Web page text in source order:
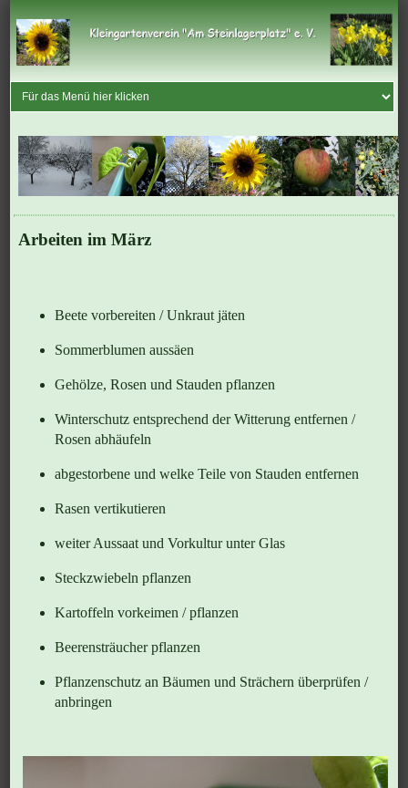
Arbeiten im März
Beete vorbereiten / Unkraut jäten
Sommerblumen aussäen
Gehölze, Rosen und Stauden pflanzen
Winterschutz entsprechend der Witterung entfernen /
Rosen abhäufeln
abgestorbene und welke Teile von Stauden entfernen
Rasen vertikutieren
weiter Aussaat und Vorkultur unter Glas
Steckzwiebeln pflanzen
Kartoffeln vorkeimen / pflanzen
Beerensträucher pflanzen
Pflanzenschutz an Bäumen und Strächern überprüfen /
anbringen